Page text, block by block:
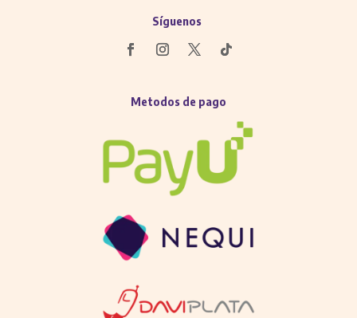
Síguenos
Metodos de pago